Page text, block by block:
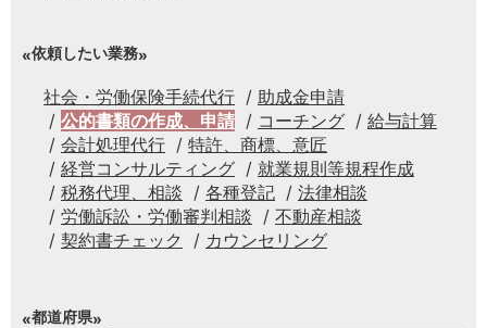
依頼したい業務
社会・労働保険手続代行
助成金申請
公的書類の作成、申請
コーチング
給与計算
会計処理代行
特許、商標、意匠
経営コンサルティング
就業規則等規程作成
税務代理、相談
各種登記
法律相談
労働訴訟・労働審判相談
不動産相談
契約書チェック
カウンセリング
都道府県